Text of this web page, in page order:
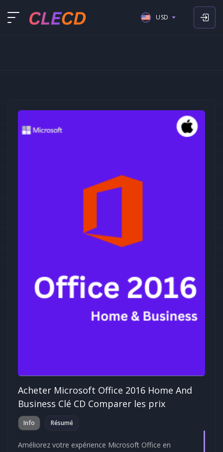
USD
Acheter Microsoft Office 2016 Home And
Business Clé CD Comparer les prix
Info Résumé
Améliorez votre expérience Microsoft Office en